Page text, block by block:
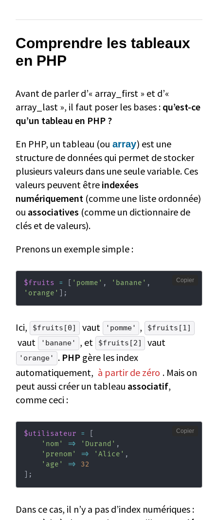
Comprendre les tableaux
en PHP
Avant de parler d’« array_first » et d’«
array_last », il faut poser les bases : qu’est-ce
qu’un tableau en PHP ?
En PHP, un tableau (ou array) est une
structure de données qui permet de stocker
plusieurs valeurs dans une seule variable. Ces
valeurs peuvent être indexées
numériquement (comme une liste ordonnée)
ou associatives (comme un dictionnaire de
clés et de valeurs).
Prenons un exemple simple :
$fruits = 'pomme' , 'banane' ,
'orange'
;
Copier
Ici, $fruits[0] vaut 'pomme' , $fruits[1]
vaut 'banane' , et $fruits[2] vaut
'orange' . PHPgère les index
automatiquement, à partir de zéro . Mais on
peut aussi créer un tableau associatif,
comme ceci :
$utilisateur =
'nom'
=> 'Durand' ,
'prenom'
=> 'Alice' ,
'age'
=>
32
;
Copier
Dans ce cas, il n’y a pas d’index numériques :